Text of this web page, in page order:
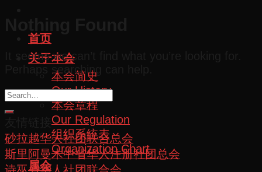
首页
关于本会
本会简史
Our History
本会章程
Our Regulation
组织系统表
Organization Chart
属会
It seems we can’t find what you’re looking for.
Perhaps searching can help.
砂拉越华人社团联合总会
斯里阿曼木中省华人注册社团总会